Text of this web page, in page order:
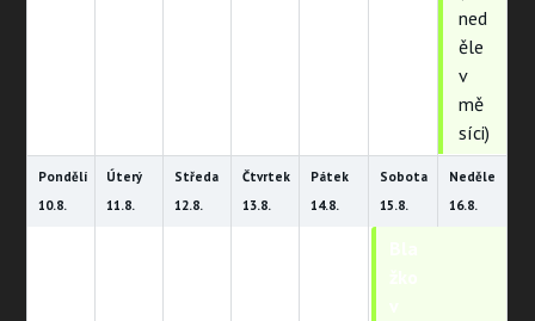
ned
ěle
v
mě
síci)
Pondělí
10.8.
Úterý
11.8.
Středa
12.8.
Čtvrtek
13.8.
Pátek
14.8.
Sobota
15.8.
Neděle
16.8.